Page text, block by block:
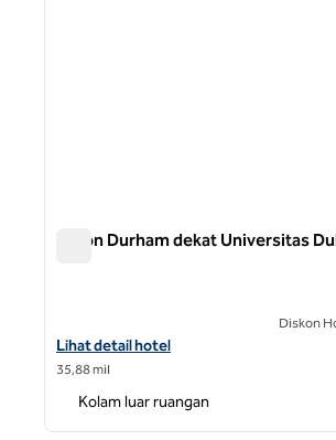
Hilton Durham dekat Universitas
Lihat detail hotel untuk Hilton Durham
Lihat detail hotel
35,88 mil
Diskon
Kolam luar ruangan